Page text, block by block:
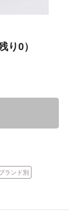
り0）
ランド別